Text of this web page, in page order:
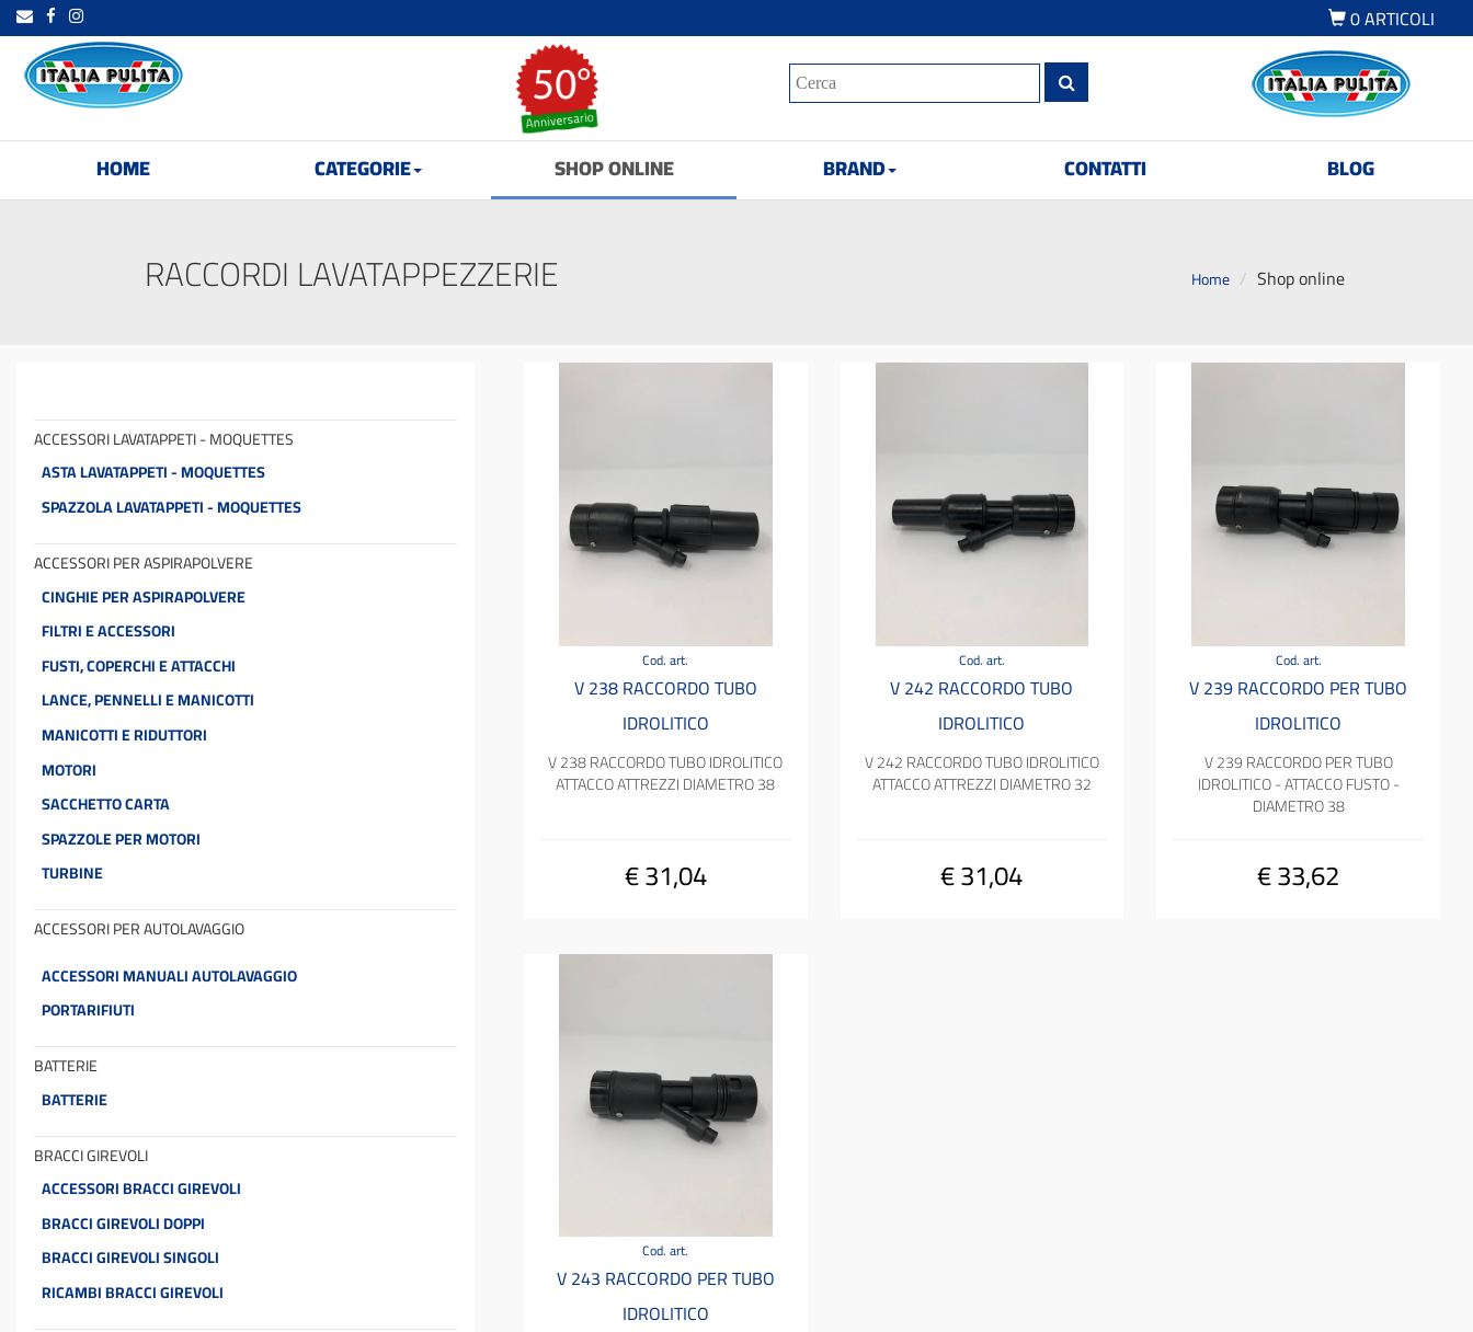
0ARTICOLI
HOME CATEGORIE SHOP ONLINE BRAND CONTATTI BLOG
RACCORDI LAVATAPPEZZERIE Home Shop online
ACCESSORI LAVATAPPETI - MOQUETTES
ASTA LAVATAPPETI - MOQUETTES
SPAZZOLA LAVATAPPETI - MOQUETTES
ACCESSORI PER ASPIRAPOLVERE
CINGHIE PER ASPIRAPOLVERE
FILTRI E ACCESSORI
FUSTI, COPERCHI E ATTACCHI
LANCE, PENNELLI E MANICOTTI
MANICOTTI E RIDUTTORI
MOTORI
SACCHETTO CARTA
SPAZZOLE PER MOTORI
TURBINE
ACCESSORI PER AUTOLAVAGGIO
ACCESSORI MANUALI AUTOLAVAGGIO
PORTARIFIUTI
BATTERIE
BATTERIE
BRACCI GIREVOLI
ACCESSORI BRACCI GIREVOLI
BRACCI GIREVOLI DOPPI
BRACCI GIREVOLI SINGOLI
RICAMBI BRACCI GIREVOLI
Cod. art.
V 238 RACCORDO TUBO
IDROLITICO
V 238 RACCORDO TUBO IDROLITICO
ATTACCO ATTREZZI DIAMETRO 38
€ 31,04
Cod. art.
V 242 RACCORDO TUBO
IDROLITICO
V 242 RACCORDO TUBO IDROLITICO
ATTACCO ATTREZZI DIAMETRO 32
€ 31,04
Cod. art.
V 239 RACCORDO PER TUBO
IDROLITICO
V 239 RACCORDO PER TUBO
IDROLITICO - ATTACCO FUSTO -
DIAMETRO 38
€ 33,62
Cod. art.
V 243 RACCORDO PER TUBO
IDROLITICO